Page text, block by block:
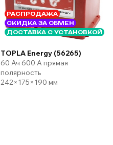
РАСПРОДАЖА
СКИДКА ЗА ОБМЕН
ДОСТАВКА С УСТАНОВКОЙ
TOPLA Energy (56265)
60 Ач 600 А прямая
полярность
242×175×190 мм